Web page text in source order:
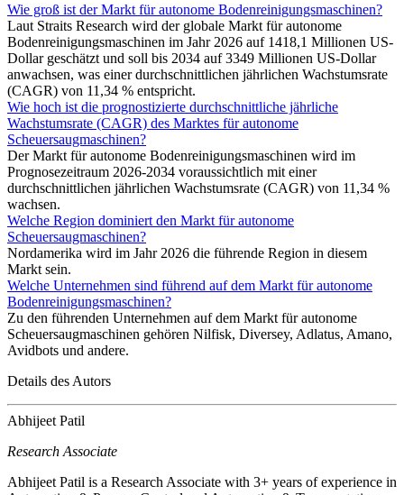
Wie groß ist der Markt für autonome Bodenreinigungsmaschinen?
Laut Straits Research wird der globale Markt für autonome
Bodenreinigungsmaschinen im Jahr 2026 auf 1418,1 Millionen US-
Dollar geschätzt und soll bis 2034 auf 3349 Millionen US-Dollar
anwachsen, was einer durchschnittlichen jährlichen Wachstumsrate
(CAGR) von 11,34 % entspricht.
Wie hoch ist die prognostizierte durchschnittliche jährliche
Wachstumsrate (CAGR) des Marktes für autonome
Scheuersaugmaschinen?
Der Markt für autonome Bodenreinigungsmaschinen wird im
Prognosezeitraum 2026-2034 voraussichtlich mit einer
durchschnittlichen jährlichen Wachstumsrate (CAGR) von 11,34 %
wachsen.
Welche Region dominiert den Markt für autonome
Scheuersaugmaschinen?
Nordamerika wird im Jahr 2026 die führende Region in diesem
Markt sein.
Welche Unternehmen sind führend auf dem Markt für autonome
Bodenreinigungsmaschinen?
Zu den führenden Unternehmen auf dem Markt für autonome
Scheuersaugmaschinen gehören Nilfisk, Diversey, Adlatus, Amano,
Avidbots und andere.
Details des Autors
Abhijeet Patil
Research Associate
Abhijeet Patil is a Research Associate with 3+ years of experience in